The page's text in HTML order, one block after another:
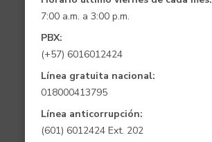
7:00 a.m. a 3:00 p.m.
PBX:
(+57) 6016012424
Línea gratuita nacional:
018000413795
Línea anticorrupción:
(601) 6012424 Ext. 202